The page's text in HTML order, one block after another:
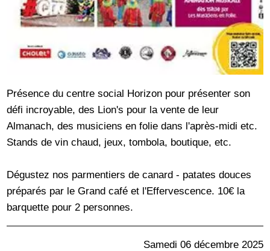
Présence du centre social Horizon pour présenter son
défi incroyable, des Lion's pour la vente de leur
Almanach, des musiciens en folie dans l'après-midi etc.
Stands de vin chaud, jeux, tombola, boutique, etc.
Dégustez nos parmentiers de canard - patates douces
préparés par le Grand café et l'Effervescence. 10€ la
barquette pour 2 personnes.
Samedi 06 décembre 2025